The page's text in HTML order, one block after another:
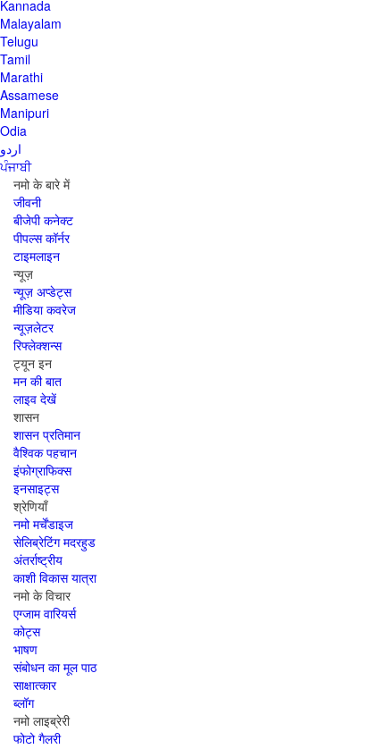
Kannada
Malayalam
Telugu
Tamil
Marathi
Assamese
Manipuri
Odia
اردو
ਪੰਜਾਬੀ
नमो के बारे में
जीवनी
बीजेपी कनेक्ट
पीपल्स कॉर्नर
टाइमलाइन
न्यूज़
न्यूज़ अप्डेट्स
मीडिया कवरेज
न्यूज़लेटर
रिफ्लेक्शन्स
ट्यून इन
मन की बात
लाइव देखें
शासन
शासन प्रतिमान
वैश्विक पहचान
इंफोग्राफिक्स
इनसाइट्स
श्रेणियाँ
नमो मर्चेंडाइज
सेलिब्रेटिंग मदरहुड
अंतर्राष्‍ट्रीय
काशी विकास यात्रा
नमो के विचार
एग्जाम वारियर्स
कोट्स
भाषण
संबोधन का मूल पाठ
साक्षात्कार
ब्लॉग
नमो लाइब्रेरी
फोटो गैलरी